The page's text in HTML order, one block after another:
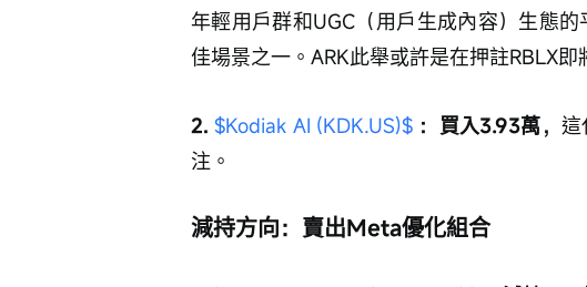
年輕用戶群和UGC（用戶生成內容）生態
佳場景之一。ARK此舉或許是在押註RBLX
2. $Kodiak AI (KDK.US)$ ：買入3.93萬，這
注。
減持方向：賣出Meta優化組合